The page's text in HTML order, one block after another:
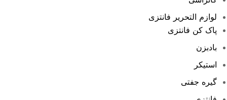
لوازم التحریر فانتزی
پاک کن فانتزی
بادبزن
استیکر
گیره جفتی